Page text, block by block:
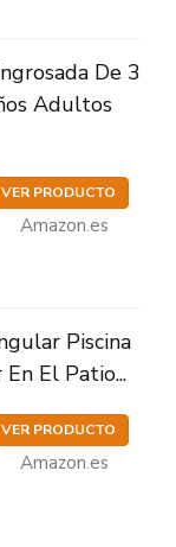
De 3
Adultos
VER PRODUCTO
Amazon.es
Piscina
El Patio...
VER PRODUCTO
Amazon.es